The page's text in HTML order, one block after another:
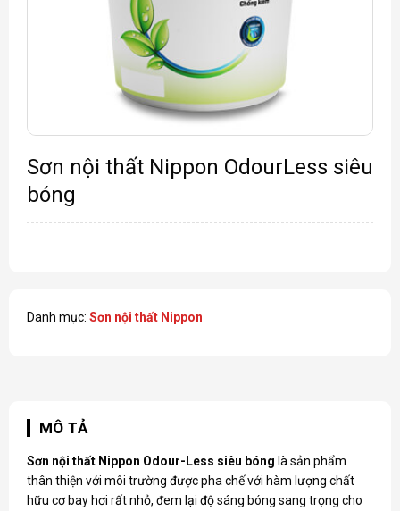
Sơn nội thất Nippon OdourLess siêu
bóng
Danh mục: Sơn nội thất Nippon
MÔ TẢ
Sơn nội thất Nippon Odour-Less siêu bóng là sản phẩm
thân thiện với môi trường được pha chế với hàm lượng chất
hữu cơ bay hơi rất nhỏ, đem lại độ sáng bóng sang trọng cho